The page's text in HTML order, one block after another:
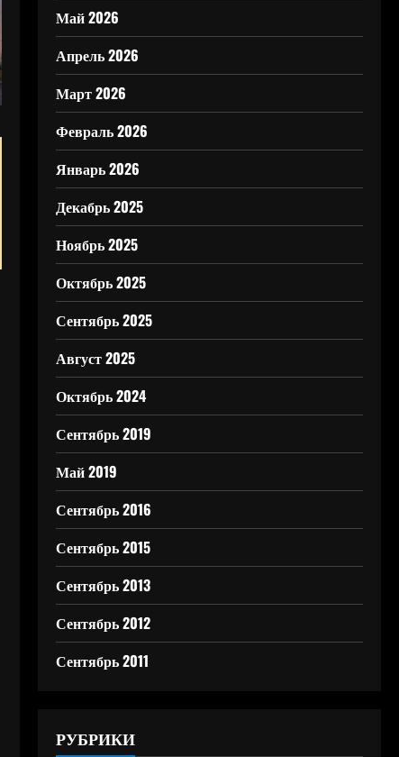
Май 2026
Апрель 2026
Март 2026
Февраль 2026
Январь 2026
Декабрь 2025
Ноябрь 2025
Октябрь 2025
Сентябрь 2025
Август 2025
Октябрь 2024
Сентябрь 2019
Май 2019
Сентябрь 2016
Сентябрь 2015
Сентябрь 2013
Сентябрь 2012
Сентябрь 2011
РУБРИКИ